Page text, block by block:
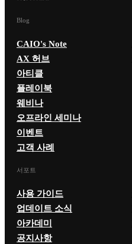
Blog
CAIO's Note
AX 허브
아티클
플레이북
웨비나
오프라인 세미나
이벤트
고객 사례
서포트
사용 가이드
업데이트 소식
아카데미
공지사항